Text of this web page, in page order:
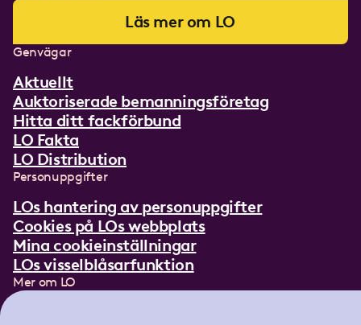
Läs mer om LO
Genvägar
Aktuellt
Auktoriserade bemanningsföretag
Hitta ditt fackförbund
LO Fakta
LO Distribution
Personuppgifter
LOs hantering av personuppgifter
Cookies på LOs webbplats
Mina cookieinställningar
LOs visselblåsarfunktion
Mer om LO